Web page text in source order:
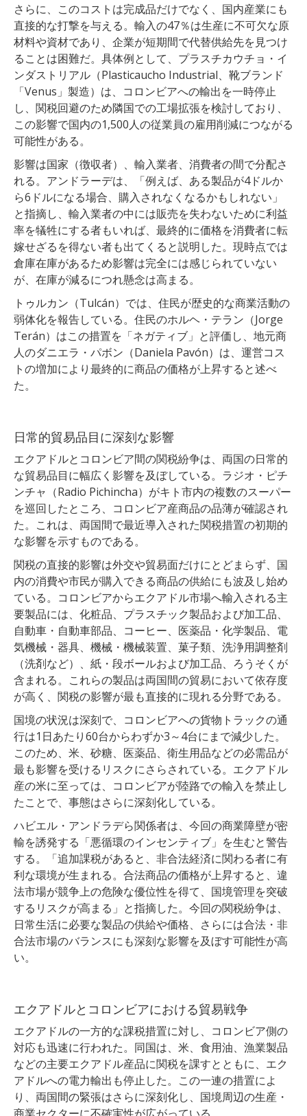
さらに、このコストは完成品だけでなく、国内産業にも
直接的な打撃を与える。輸入の47％は生産に不可欠な原
材料や資材であり、企業が短期間で代替供給先を見つけ
ることは困難だ。具体例として、プラスチカウチョ・イ
ンダストリアル（Plasticaucho Industrial、靴ブランド
「Venus」製造）は、コロンビアへの輸出を一時停止
し、関税回避のため隣国での工場拡張を検討しており、
この影響で国内の1,500人の従業員の雇用削減につながる
可能性がある。
影響は国家（徴収者）、輸入業者、消費者の間で分配さ
れる。アンドラーデは、「例えば、ある製品が4ドルか
ら6ドルになる場合、購入されなくなるかもしれない」
と指摘し、輸入業者の中には販売を失わないために利益
率を犠牲にする者もいれば、最終的に価格を消費者に転
嫁せざるを得ない者も出てくると説明した。現時点では
倉庫在庫があるため影響は完全には感じられていない
が、在庫が減るにつれ懸念は高まる。
トゥルカン（Tulcán）では、住民が歴史的な商業活動の
弱体化を報告している。住民のホルヘ・テラン（Jorge
Terán）はこの措置を「ネガティブ」と評価し、地元商
人のダニエラ・パボン（Daniela Pavón）は、運営コス
トの増加により最終的に商品の価格が上昇すると述べ
た。
日常的貿易品目に深刻な影響
エクアドルとコロンビア間の関税紛争は、両国の日常的
な貿易品目に幅広く影響を及ぼしている。ラジオ・ピチ
ンチャ（Radio Pichincha）がキト市内の複数のスーパー
を巡回したところ、コロンビア産商品の品薄が確認され
た。これは、両国間で最近導入された関税措置の初期的
な影響を示すものである。
関税の直接的影響は外交や貿易面だけにとどまらず、国
内の消費や市民が購入できる商品の供給にも波及し始め
ている。コロンビアからエクアドル市場へ輸入される主
要製品には、化粧品、プラスチック製品および加工品、
自動車・自動車部品、コーヒー、医薬品・化学製品、電
気機械・器具、機械・機械装置、菓子類、洗浄用調整剤
（洗剤など）、紙・段ボールおよび加工品、ろうそくが
含まれる。これらの製品は両国間の貿易において依存度
が高く、関税の影響が最も直接的に現れる分野である。
国境の状況は深刻で、コロンビアへの貨物トラックの通
行は1日あたり60台からわずか3～4台にまで減少した。
このため、米、砂糖、医薬品、衛生用品などの必需品が
最も影響を受けるリスクにさらされている。エクアドル
産の米に至っては、コロンビアが陸路での輸入を禁止し
たことで、事態はさらに深刻化している。
ハビエル・アンドラデら関係者は、今回の商業障壁が密
輸を誘発する「悪循環のインセンティブ」を生むと警告
する。「追加課税があると、非合法経済に関わる者に有
利な環境が生まれる。合法商品の価格が上昇すると、違
法市場が競争上の危険な優位性を得て、国境管理を突破
するリスクが高まる」と指摘した。今回の関税紛争は、
日常生活に必要な製品の供給や価格、さらには合法・非
合法市場のバランスにも深刻な影響を及ぼす可能性が高
い。
エクアドルとコロンビアにおける貿易戦争
エクアドルの一方的な課税措置に対し、コロンビア側の
対応も迅速に行われた。同国は、米、食用油、漁業製品
などの主要エクアドル産品に関税を課すとともに、エク
アドルへの電力輸出も停止した。この一連の措置によ
り、両国間の緊張はさらに深刻化し、国境周辺の生産・